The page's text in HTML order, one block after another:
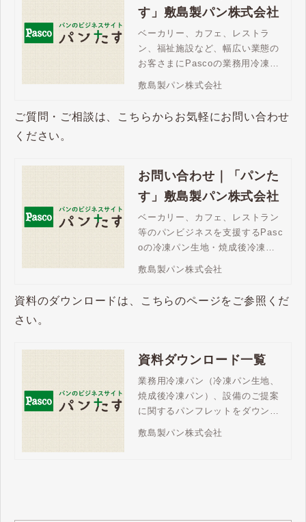
す」敷島製パン株式会社
ベーカリー、カフェ、レストラ
ン、福祉施設など、幅広い業態の
お客さまにPascoの業務用冷凍パ
ンが選ばれています。バラエティ
適です。
敷島製パン株式会社
ご質問・ご相談は、こちらからお気軽にお問い合わせ
ください。
お問い合わせ｜「パンた
す」敷島製パン株式会社
ベーカリー、カフェ、レストラン
等のパンビジネスを支援するPasc
oの冷凍パン生地・焼成後冷凍パ
ン。「パンたす」は、豊富な商品
明な点はお問い合わせください。
敷島製パン株式会社
資料のダウンロードは、こちらのページをご参照くだ
さい。
資料ダウンロード一覧
業務用冷凍パン（冷凍パン生地、
焼成後冷凍パン）、設備のご提案
に関するパンフレットをダウンロ
ードいただけます。商品ラインア
敷島製パン株式会社